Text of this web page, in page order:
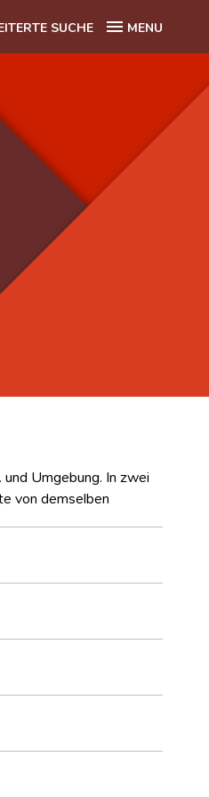
SUCHE MENU
Umgebung. In zwei
von demselben